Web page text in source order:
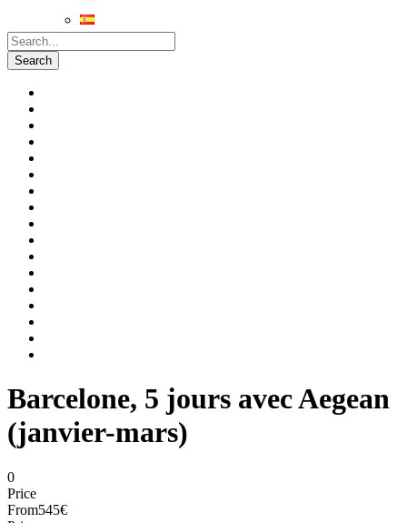
Barcelone, 5 jours avec Aegean
(janvier-mars)
0
Price
From545€